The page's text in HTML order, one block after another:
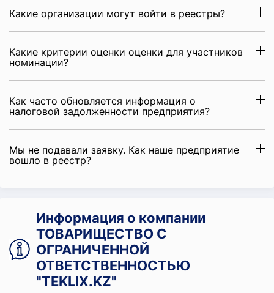
Какие организации могут войти в реестры?
Какие критерии оценки оценки для участников
номинации?
Как часто обновляется информация о
налоговой задолженности предприятия?
Мы не подавали заявку. Как наше предприятие
вошло в реестр?
Информация о компании
ТОВАРИЩЕСТВО С
ОГРАНИЧЕННОЙ
ОТВЕТСТВЕННОСТЬЮ
"TEKLIX.KZ"